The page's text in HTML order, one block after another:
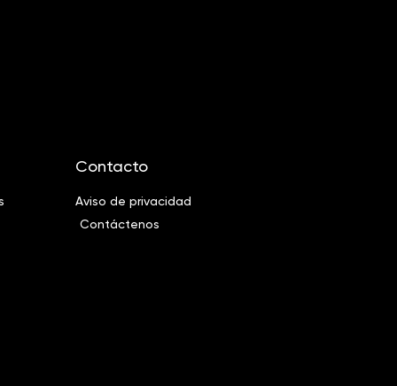
Contacto
Aviso de privacidad
Contáctenos